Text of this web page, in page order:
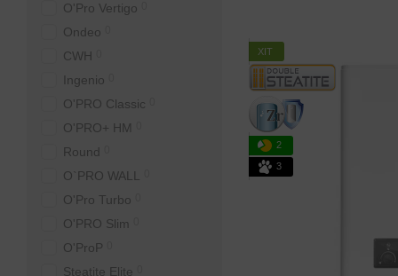
ХІТ
2
3
O'Pro Vertigo
Ondeo
CWH
Ingenio
O'PRO Classic
O'PRO+ HM
Round
O`PRO WALL
O'Pro Turbo
O'PRO Slim
O'ProP
Steatite Elite